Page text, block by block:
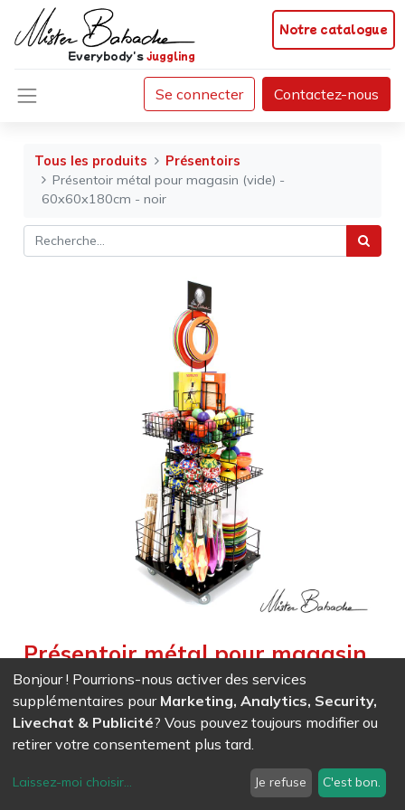
Notre catalogue
Everybody'sjuggling
Se connecter Contactez-nous
Tous les produits
Présentoirs
Présentoir métal pour magasin (vide) -
60x60x180cm - noir
Présentoir métal pour magasin
(vide) - 60x60x180cm - noir
Weight :15,000kg
Excellent support de vente sur roulettes qui peut être
facilement déplacé
Bonjour ! Pourrions-nous activer des services
supplémentaires pour Marketing, Analytics, Security,
Livechat & Publicité? Vous pouvez toujours modifier ou
retirer votre consentement plus tard.
Laissez-moi choisir... Je refuse C'est bon.